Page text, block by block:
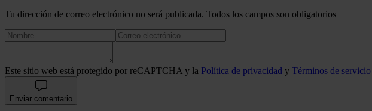
Tu dirección de correo electrónico no será publicada. Todos los campos son obligatorios
Este sitio web está protegido por reCAPTCHA y la Política de privacidad y Términos de servicio
Enviar comentario